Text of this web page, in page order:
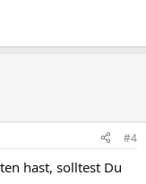
#4
hast, solltest Du